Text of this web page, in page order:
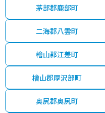
茅部郡鹿部町
二海郡八雲町
檜山郡江差町
檜山郡厚沢部町
奥尻郡奥尻町